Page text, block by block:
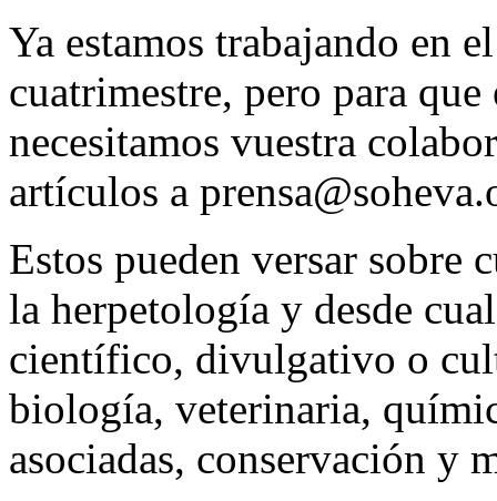
Ya estamos trabajando en
cuatrimestre, pero para que
necesitamos vuestra
artículos a
Estos pueden versar sobre
la herpetología y desde
científico, divulgativo o
biología, veterinaria,
asociadas, conservación y